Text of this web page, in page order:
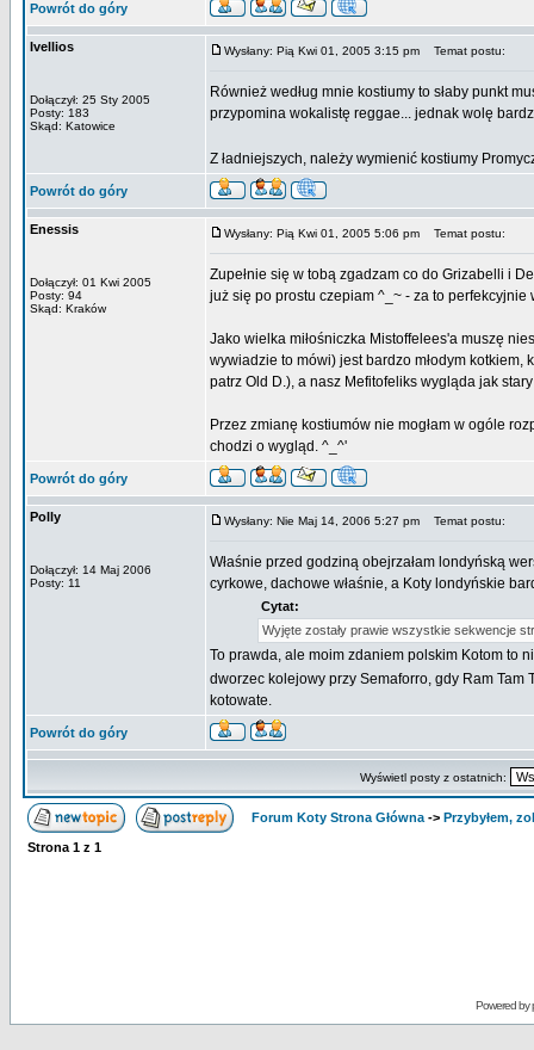
Powrót do góry
Ivellios
Dołączył: 25 Sty 2005
Posty: 183
Skąd: Katowice
Wysłany: Pią Kwi 01, 2005 3:15 pm Temat postu:
Również według mnie kostiumy to słaby punkt
przypomina wokalistę reggae... jednak wolę
Z ładniejszych, należy wymienić kostiumy
Powrót do góry
Enessis
Dołączył: 01 Kwi 2005
Posty: 94
Skąd: Kraków
Wysłany: Pią Kwi 01, 2005 5:06 pm Temat postu:
Zupełnie się w tobą zgadzam co do Grizabelli i
już się po prostu czepiam ^_~ - za to perfekcyjnie
Jako wielka miłośniczka Mistoffelees'a muszę
wywiadzie to mówi) jest bardzo młodym
patrz Old D.), a nasz Mefitofeliks wygląda jak
Przez zmianę kostiumów nie mogłam w ogóle
chodzi o wygląd. ^_^'
Powrót do góry
Polly
Dołączył: 14 Maj 2006
Posty: 11
Wysłany: Nie Maj 14, 2006 5:27 pm Temat postu:
Właśnie przed godziną obejrzałam londyńską
cyrkowe, dachowe właśnie, a Koty londyńskie
Cytat:
Wyjęte zostały prawie wszystkie sekwencje
To prawda, ale moim zdaniem polskim Kotom to
dworzec kolejowy przy Semaforro, gdy Ram
kotowate.
Powrót do góry
Wyświetl posty z ostatnich:
Forum Koty Strona Główna -> Przybyłem,
Strona 1 z 1
Powered by